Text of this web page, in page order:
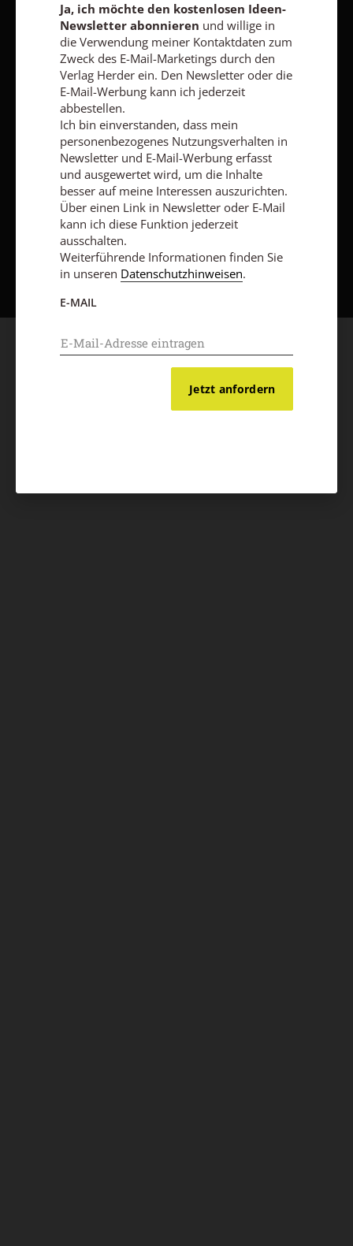
Vertrag widerrufen Abo online kündigen
Nach oben
Ja, ich möchte den kostenlosen Ideen-
Newsletter abonnieren und willige in
die Verwendung meiner Kontaktdaten zum
Zweck des E-Mail-Marketings durch den
Verlag Herder ein. Den Newsletter oder die
E-Mail-Werbung kann ich jederzeit
abbestellen.
Ich bin einverstanden, dass mein
personenbezogenes Nutzungsverhalten in
Newsletter und E-Mail-Werbung erfasst
und ausgewertet wird, um die Inhalte
besser auf meine Interessen auszurichten.
Über einen Link in Newsletter oder E-Mail
kann ich diese Funktion jederzeit
ausschalten.
Weiterführende Informationen finden Sie
in unseren Datenschutzhinweisen.
E-MAIL
Jetzt anfordern